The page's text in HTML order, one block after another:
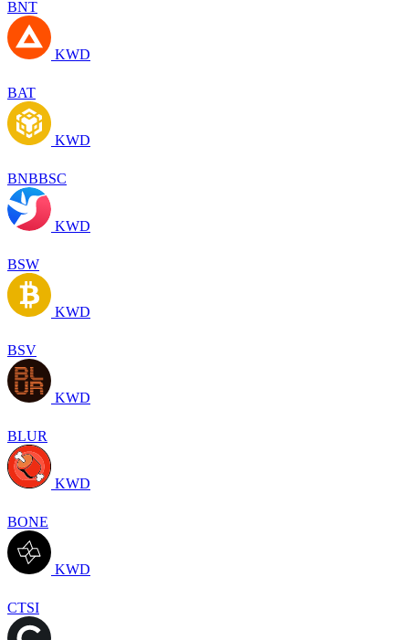
BNT
KWD
BAT
KWD
BNBBSC
KWD
BSW
KWD
BSV
KWD
BLUR
KWD
BONE
KWD
CTSI